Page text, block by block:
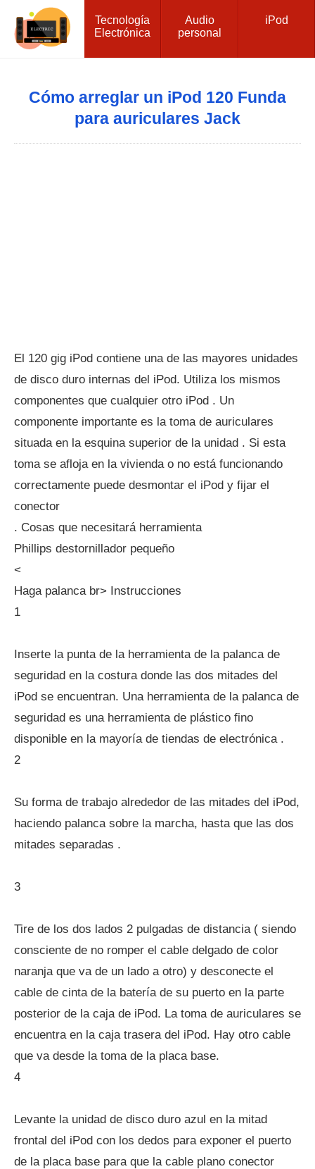
Tecnología
Electrónica
Audio
personal
iPod
Cómo arreglar un iPod 120 Funda
para auriculares Jack
El 120 gig iPod contiene una de las mayores unidades
de disco duro internas del iPod. Utiliza los mismos
componentes que cualquier otro iPod . Un
componente importante es la toma de auriculares
situada en la esquina superior de la unidad . Si esta
toma se afloja en la vivienda o no está funcionando
correctamente puede desmontar el iPod y fijar el
conector
. Cosas que necesitará herramienta
Phillips destornillador pequeño
<
Haga palanca br> Instrucciones
1
Inserte la punta de la herramienta de la palanca de
seguridad en la costura donde las dos mitades del
iPod se encuentran. Una herramienta de la palanca de
seguridad es una herramienta de plástico fino
disponible en la mayoría de tiendas de electrónica .
2
Su forma de trabajo alrededor de las mitades del iPod,
haciendo palanca sobre la marcha, hasta que las dos
mitades separadas .
3
Tire de los dos lados 2 pulgadas de distancia ( siendo
consciente de no romper el cable delgado de color
naranja que va de un lado a otro) y desconecte el
cable de cinta de la batería de su puerto en la parte
posterior de la caja de iPod. La toma de auriculares se
encuentra en la caja trasera del iPod. Hay otro cable
que va desde la toma de la placa base.
4
Levante la unidad de disco duro azul en la mitad
frontal del iPod con los dedos para exponer el puerto
de la placa base para que la cable plano conector